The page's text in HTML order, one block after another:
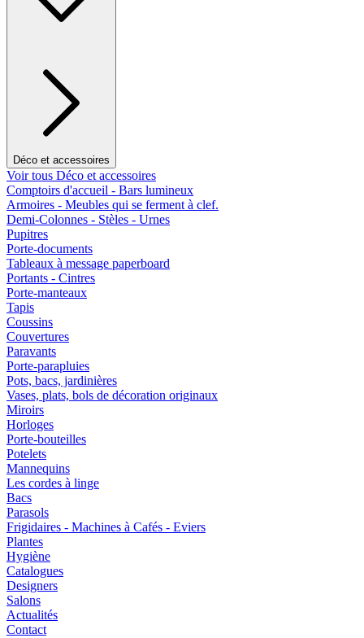
Déco et accessoires
Voir tous Déco et accessoires
Comptoirs d'accueil - Bars lumineux
Armoires - Meubles qui se ferment à clef.
Demi-Colonnes - Stèles - Urnes
Pupitres
Porte-documents
Tableaux à message paperboard
Portants - Cintres
Porte-manteaux
Tapis
Coussins
Couvertures
Paravants
Porte-parapluies
Pots, bacs, jardinières
Vases, plats, bols de décoration originaux
Miroirs
Horloges
Porte-bouteilles
Potelets
Mannequins
Les cordes à linge
Bacs
Parasols
Frigidaires - Machines à Cafés - Eviers
Plantes
Hygiène
Catalogues
Designers
Salons
Actualités
Contact